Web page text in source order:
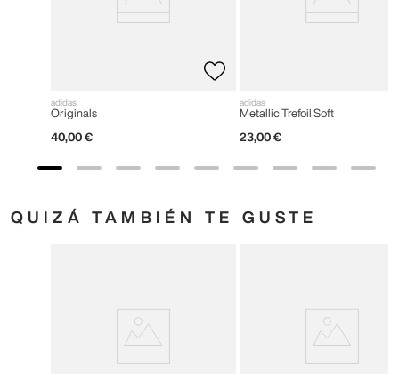
adidas
Originals
40,00 €
adidas
Metallic Trefoil Soft
23,00 €
QUIZÁ TAMBIÉN TE GUSTE